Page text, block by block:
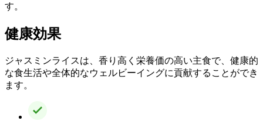
す。
健康効果
ジャスミンライスは、香り高く栄養価の高い主食で、健康的
な食生活や全体的なウェルビーイングに貢献することができ
ます。